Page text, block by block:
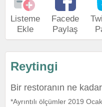
Listeme
Ekle
Facede
Paylaş
Reytingi
Bir restoranın ne
*Ayrıntılı ölçümler 2019